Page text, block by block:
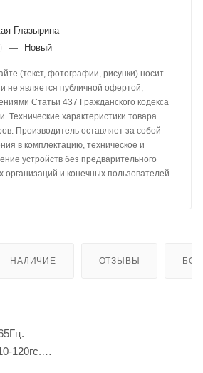
Глазырина
— Новый
(текст, фотографии, рисунки) носит
не является публичной офертой,
Статьи 437 Гражданского кодекса
Технические характеристики товара
Производитель оставляет за собой
в комплектацию, техническое и
устройств без предварительного
организаций и конечных пользователей.
НАЛИЧИЕ ОТЗЫВЫ
120гс.